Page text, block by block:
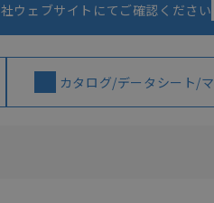
ウェブサイトにてご確認ください
カタログ/データシート/マ